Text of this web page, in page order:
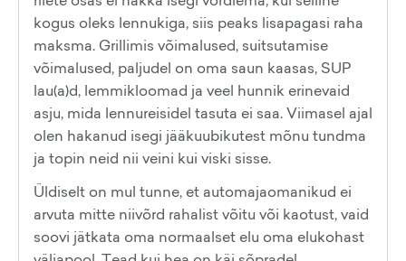
kogus oleks lennukiga, siis peaks lisapagasi raha
maksma. Grillimis võimalused, suitsutamise
võimalused, paljudel on oma saun kaasas, SUP
lau(a)d, lemmikloomad ja veel hunnik erinevaid
asju, mida lennureisidel tasuta ei saa. Viimasel ajal
olen hakanud isegi jääkuubikutest mõnu tundma
ja topin neid nii veini kui viski sisse.
Üldiselt on mul tunne, et automajaomanikud ei
arvuta mitte niivõrd rahalist võitu või kaotust, vaid
soovi jätkata oma normaalset elu oma elukohast